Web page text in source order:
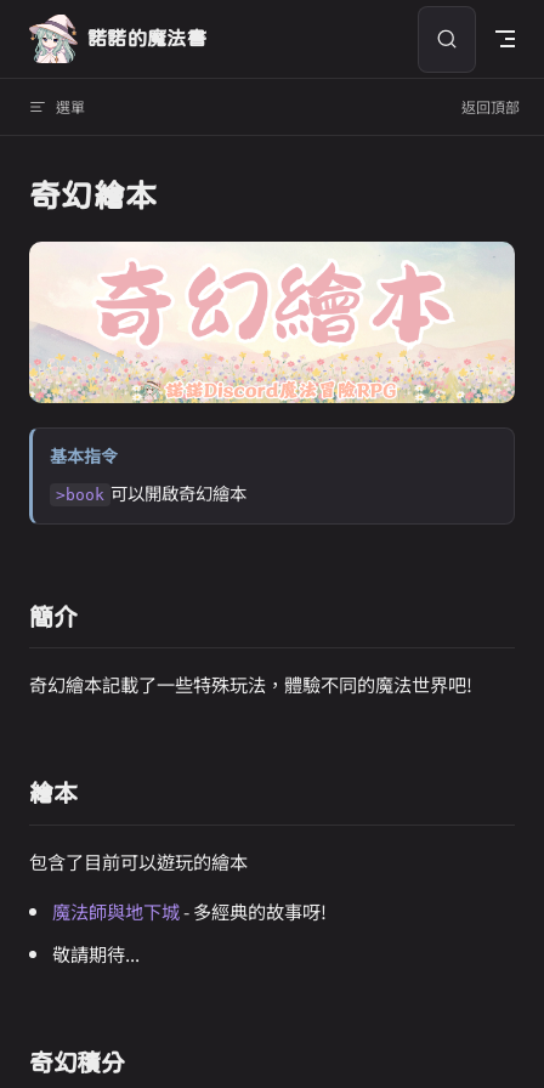
Skip to content諾諾的魔法書
選單 返回頂部
奇幻繪本
基本指令
>book 可以開啟奇幻繪本
簡介
奇幻繪本記載了一些特殊玩法，體驗不同的魔法世界吧!
繪本
包含了目前可以遊玩的繪本
魔法師與地下城- 多經典的故事呀!
敬請期待...
奇幻積分